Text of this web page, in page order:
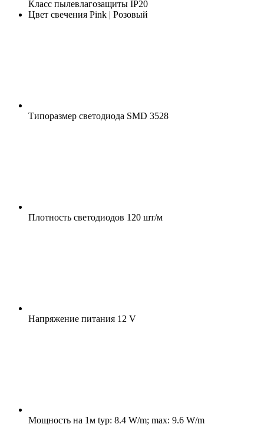
Класс пылевлагозащиты IP20
Цвет свечения Pink | Розовый
Типоразмер светодиода SMD 3528
Плотность светодиодов 120 шт/м
Напряжение питания 12 V
Мощность на 1м typ: 8.4 W/m; max: 9.6 W/m